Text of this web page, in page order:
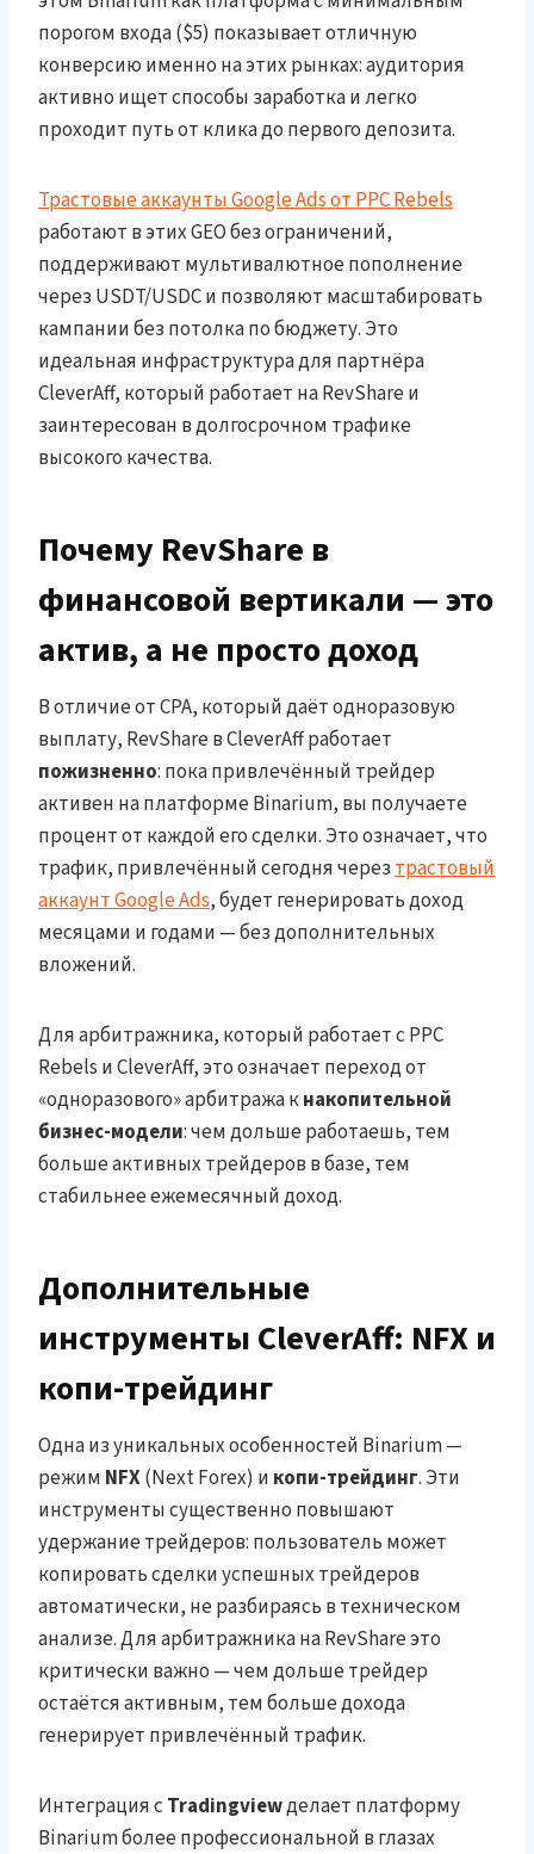
порогом входа ($5) показывает отличную
конверсию именно на этих рынках: аудитория
активно ищет способы заработка и легко
проходит путь от клика до первого депозита.
Трастовые аккаунты Google Ads от PPC Rebels
работают в этих GEO без ограничений,
поддерживают мультивалютное пополнение
через USDT/USDC и позволяют масштабировать
кампании без потолка по бюджету. Это
идеальная инфраструктура для партнёра
CleverAff, который работает на RevShare и
заинтересован в долгосрочном трафике
высокого качества.
Почему RevShare в
финансовой вертикали — это
актив, а не просто доход
В отличие от CPA, который даёт одноразовую
выплату, RevShare в CleverAff работает
пожизненно: пока привлечённый трейдер
активен на платформе Binarium, вы получаете
процент от каждой его сделки. Это означает, что
трафик, привлечённый сегодня через трастовый
аккаунт Google Ads, будет генерировать доход
месяцами и годами — без дополнительных
вложений.
Для арбитражника, который работает с PPC
Rebels и CleverAff, это означает переход от
«одноразового» арбитража кнакопительной
бизнес-модели: чем дольше работаешь, тем
больше активных трейдеров в базе, тем
стабильнее ежемесячный доход.
Дополнительные
инструменты CleverAff: NFX и
копи-трейдинг
Одна из уникальных особенностей Binarium —
режим NFX(Next Forex) и копи-трейдинг. Эти
инструменты существенно повышают
удержание трейдеров: пользователь может
копировать сделки успешных трейдеров
автоматически, не разбираясь в техническом
анализе. Для арбитражника на RevShare это
критически важно — чем дольше трейдер
остаётся активным, тем больше дохода
генерирует привлечённый трафик.
Интеграция с Tradingviewделает платформу
Binarium более профессиональной в глазах